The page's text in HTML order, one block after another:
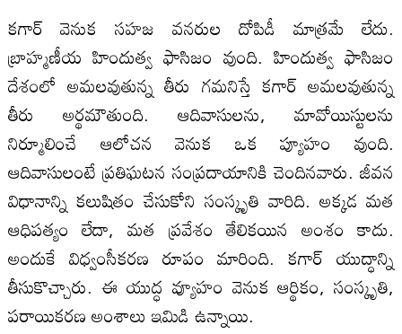
కగార్‌ వెనుక సహజ వనరుల దోపిడీ మాత్రమే లేదు.
బ్రాహ్మణీయ హిందుత్వ ఫాసిజం వుంది. హిందుత్వ ఫాసిజం
దేశంలో అమలవుతున్న తీరు గమనిస్తే కగార్‌ అమలవుతున్న
తీరు అర్థమౌతుంది. ఆదివాసులను, మావోయిస్టులను
నిర్మూలించే ఆలోచన వెనుక ఒక ప్యూహం వుంది.
ఆదివాసులంటే ప్రతిఘటన సంప్రదాయానికి చెందినవారు. జీవన
విధానాన్ని కలుషితం చేసుకోని సంస్కృతి వారిది. అక్కడ మత
ఆధిపత్యం లేదా, మత ప్రవేశం తేలికయిన అంశం కాదు.
అందుకే విధ్వంసీకరణ రూపం మారింది. కగార్‌ యుద్ధాన్ని
తీసుకొచ్చారు. ఈ యుద్ధ వ్యూహం వెనుక ఆర్థికం, సంస్కృతి,
పరాయికరణ అంశాలు ఇమిడి ఉన్నాయి.